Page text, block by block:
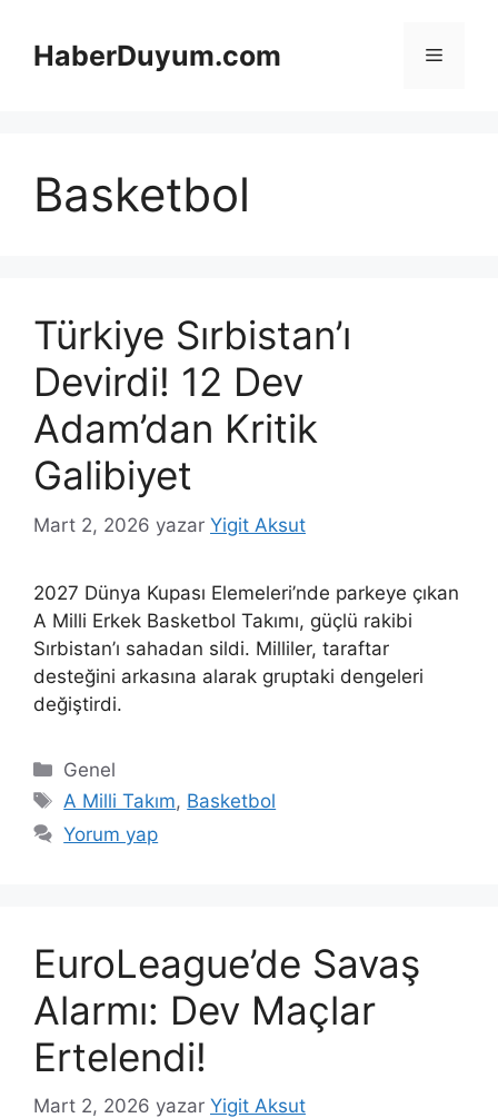
HaberDuyum.com Menü
Basketbol
Türkiye Sırbistan’ı
Devirdi! 12 Dev
Adam’dan Kritik
Galibiyet
Mart 2, 2026 yazar Yigit Aksut
2027 Dünya Kupası Elemeleri’nde parkeye çıkan
A Milli Erkek Basketbol Takımı, güçlü rakibi
Sırbistan’ı sahadan sildi. Milliler, taraftar
desteğini arkasına alarak gruptaki dengeleri
değiştirdi.
Kategoriler
Genel
Etiketler
A Milli Takım, Basketbol
Yorum yap
EuroLeague’de Savaş
Alarmı: Dev Maçlar
Ertelendi!
Mart 2, 2026 yazar Yigit Aksut